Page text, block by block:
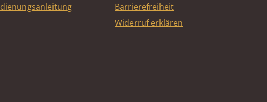
Barrierefreiheit
Widerruf erklären